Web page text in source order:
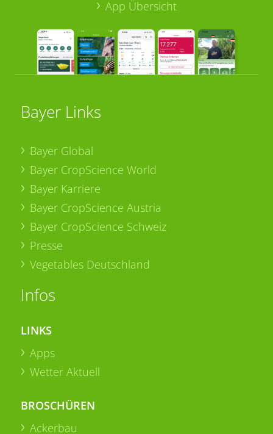
App Übersicht
Bayer Links
Bayer Global
Bayer CropScience World
Bayer Karriere
Bayer CropScience Austria
Bayer CropScience Schweiz
Presse
Vegetables Deutschland
Infos
LINKS
Apps
Wetter Aktuell
BROSCHÜREN
Ackerbau